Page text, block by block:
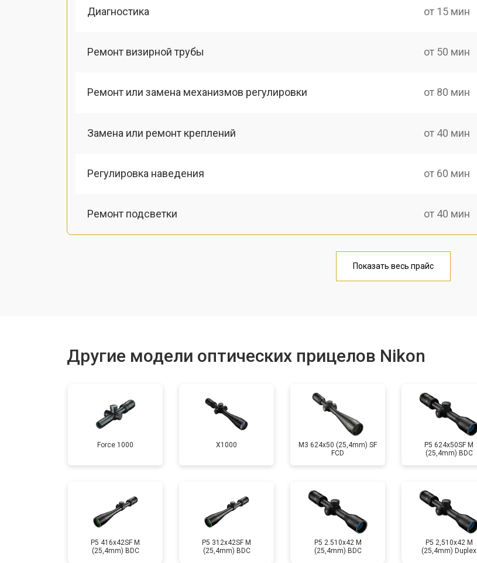
Диагностика от 15 мин
Ремонт визирной трубы от 50 мин
Ремонт или замена механизмов регулировки от 80 мин
Замена или ремонт креплений от 40 мин
Регулировка наведения от 60 мин
Ремонт подсветки от 40 мин
от 70 мин
Показать весь прайс
Другие модели оптических прицелов Nikon
Force 1000 X1000
M3 624x50 (25,4mm) SF
FCD
P5 624x50SF M
(25,4mm) BDC
P5 416x42SF M
(25,4mm) BDC
P5 312x42SF M
(25,4mm) BDC
P5 2.510x42 M
(25,4mm) BDC
P5 2,510x42 M
(25,4mm) Duplex